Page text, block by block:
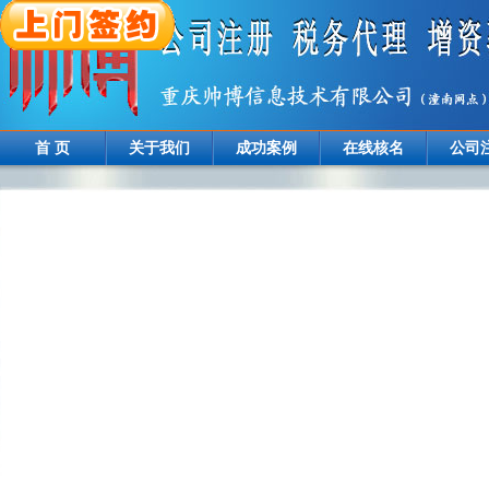
首 页 关于我们 成功案例 在线核名 公司